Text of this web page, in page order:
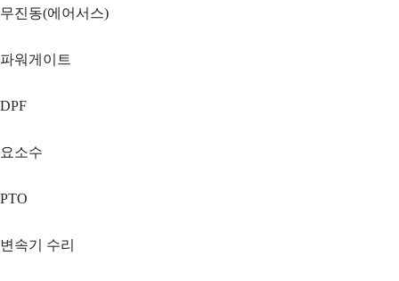
무진동(에어서스)
파워게이트
DPF
요소수
PTO
변속기 수리